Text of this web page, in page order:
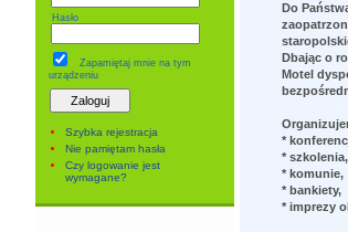
Hasło
Zapamiętaj mniena tym
urządzeniu
Szybka rejestracja
Nie pamiętam hasła
Czy logowanie jest
wymagane?
Do
Dbając o
Motel
*
* szkolenia,
* komunie,
* bankiety,
* imprezy